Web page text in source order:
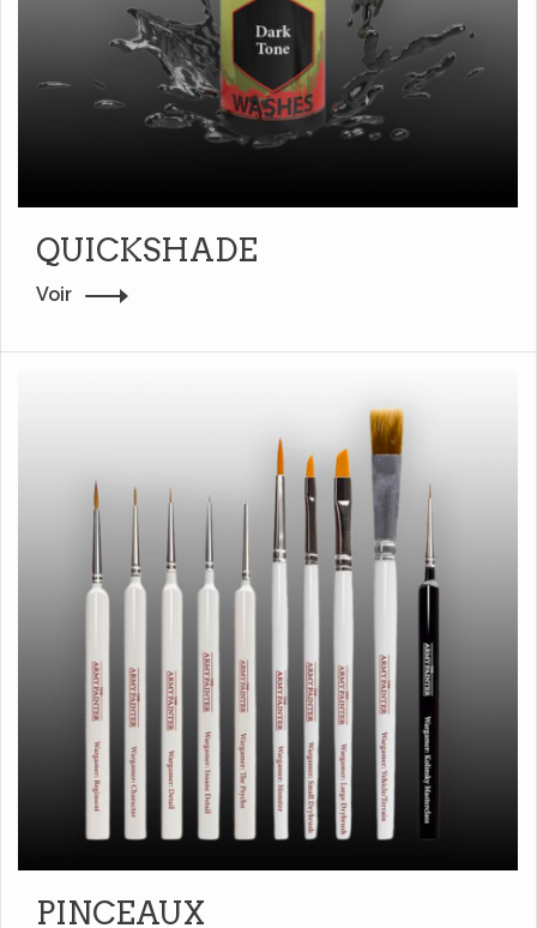
QUICKSHADE
Voir
PINCEAUX